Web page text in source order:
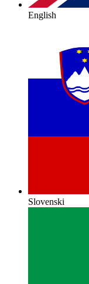
English
Slovenski